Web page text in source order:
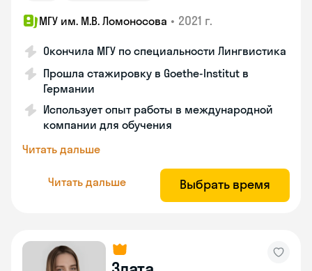
МГУ им. М.В. Ломоносова • 2021 г.
Окончила МГУ по специальности Лингвистика
Прошла стажировку в Goethe-Institut в
Германии
Использует опыт работы в международной
компании для обучения
Читать дальше
Читать дальше Выбрать время